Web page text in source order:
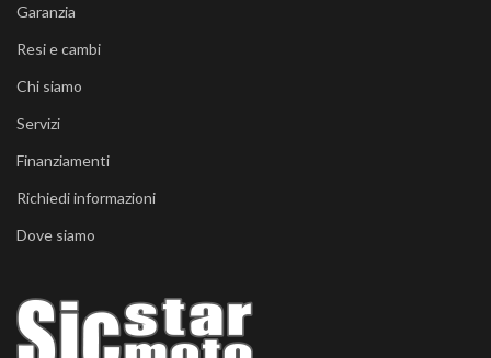
Garanzia
Resi e cambi
Chi siamo
Servizi
Finanziamenti
Richiedi informazioni
Dove siamo